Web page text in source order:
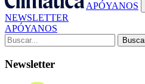
APÓYANOS
NEWSLETTER
APÓYANOS
Buscar:
Newsletter